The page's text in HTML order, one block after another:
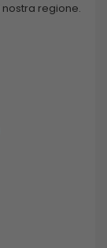
regione.